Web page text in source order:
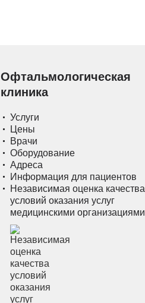
Офтальмологическая
клиника
Услуги
Цены
Врачи
Оборудование
Адреса
Информация для пациентов
Независимая оценка качества
условий оказания услуг
медицинскими организациями